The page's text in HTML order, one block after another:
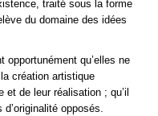
traité sous la forme
du domaine des idées
opportunément qu’elles ne
création artistique
de leur réalisation ; qu’il
opposés.